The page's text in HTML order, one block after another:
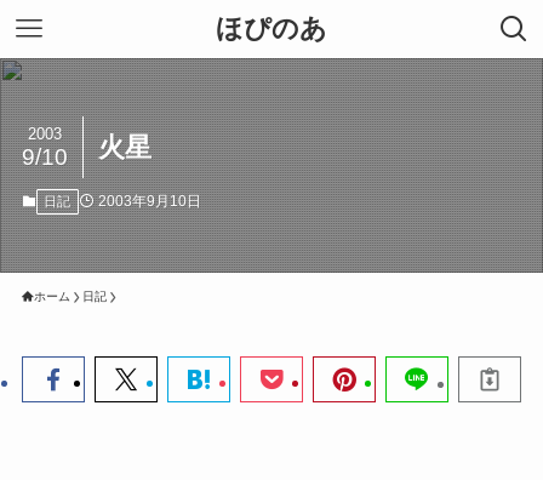
ほぴのあ
火星
2003
9/10
日記 2003年9月10日
ホーム 日記